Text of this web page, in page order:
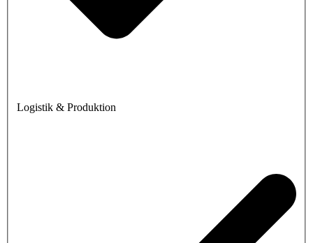
Logistik & Produktion